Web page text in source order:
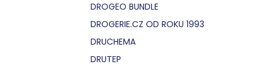
DROGEO BUNDLE
DROGERIE.CZ OD ROKU 1993
DRUCHEMA
DRUTEP